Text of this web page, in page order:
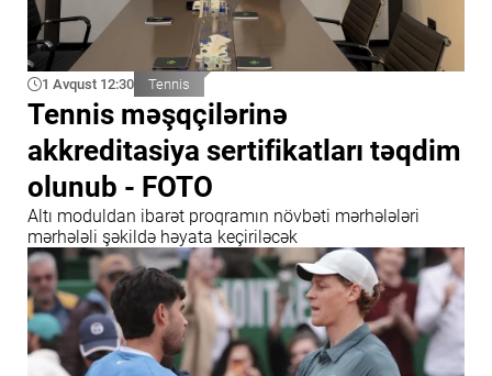
1 Avqust 12:30 Tennis
Tennis məşqçilərinə
akkreditasiya sertifikatları təqdim
olunub - FOTO
Altı moduldan ibarət proqramın növbəti mərhələləri
mərhələli şəkildə həyata keçiriləcək